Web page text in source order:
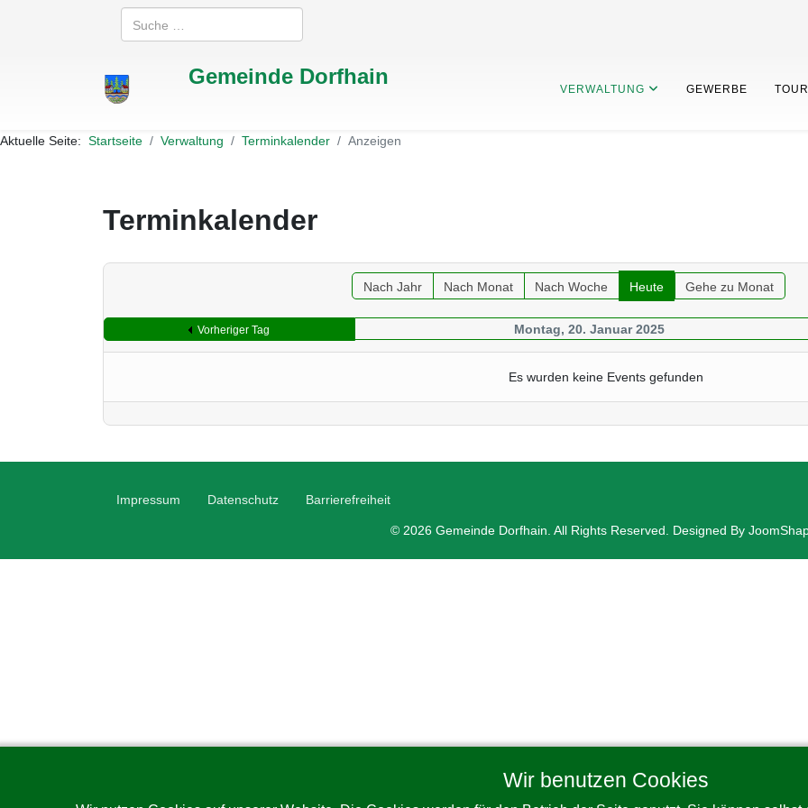
Suchen
Gemeinde Dorfhain VERWALTUNG GEWERBE
Aktuelle Seite: Startseite Verwaltung Terminkalender Anzeigen
Terminkalender
Nach Jahr Nach Monat Nach Woche Heute Gehe zu Monat
Vorheriger Tag Montag, 20. Januar 2025
Es wurden keine Events gefunden
Impressum Datenschutz
Barrierefreiheit
© 2026 Gemeinde Dorfhain. All Rights Reserved. Designed By
Wir benutzen Cookies